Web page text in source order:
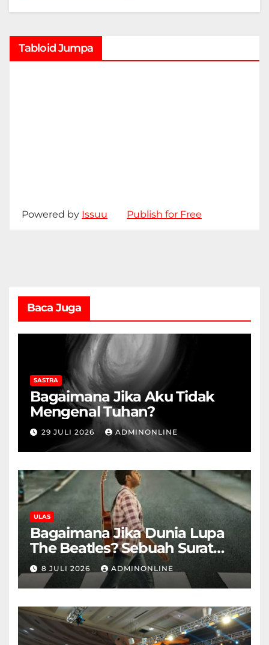
Tabloid Jumpa
Powered by Issuu Publish for Free
Baca Juga
SASTRA
Bagaimana Jika Aku Tidak
Mengenal Tuhan?
29 JULI 2026 ADMINONLINE
ULAS
Bagaimana Jika Dunia Lupa
The Beatles? Sebuah Surat
Cinta dan Kritik
8 JULI 2026 ADMINONLINE